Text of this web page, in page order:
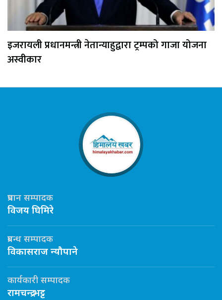
इजरायली प्रधानमन्त्री नेतान्याहुद्वारा ट्रम्पको गाजा योजना
अस्वीकार
प्रधान सम्पादक
विजय घिमिरे
प्रबन्ध सम्पादक
विकासराज न्यौपाने
कार्यकारी सम्पादक
रामचन्द्र भट्ट